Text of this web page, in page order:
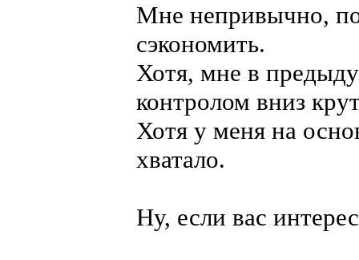
Мне непривычно,
сэкономить.
Хотя, мне в
контролом вниз
Хотя у меня на
хватало.
Ну, если вас